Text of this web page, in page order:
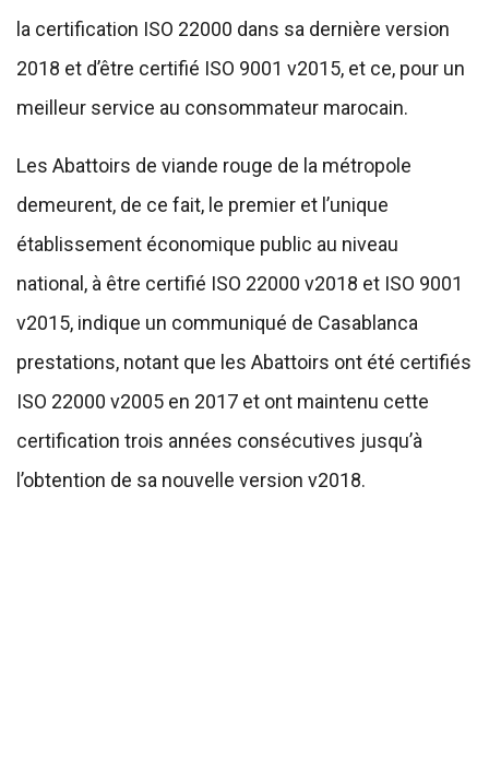
la certification ISO 22000 dans sa dernière version
2018 et d’être certifié ISO 9001 v2015, et ce, pour un
meilleur service au consommateur marocain.
Les Abattoirs de viande rouge de la métropole
demeurent, de ce fait, le premier et l’unique
établissement économique public au niveau
national, à être certifié ISO 22000 v2018 et ISO 9001
v2015, indique un communiqué de Casablanca
prestations, notant que les Abattoirs ont été certifiés
ISO 22000 v2005 en 2017 et ont maintenu cette
certification trois années consécutives jusqu’à
l’obtention de sa nouvelle version v2018.